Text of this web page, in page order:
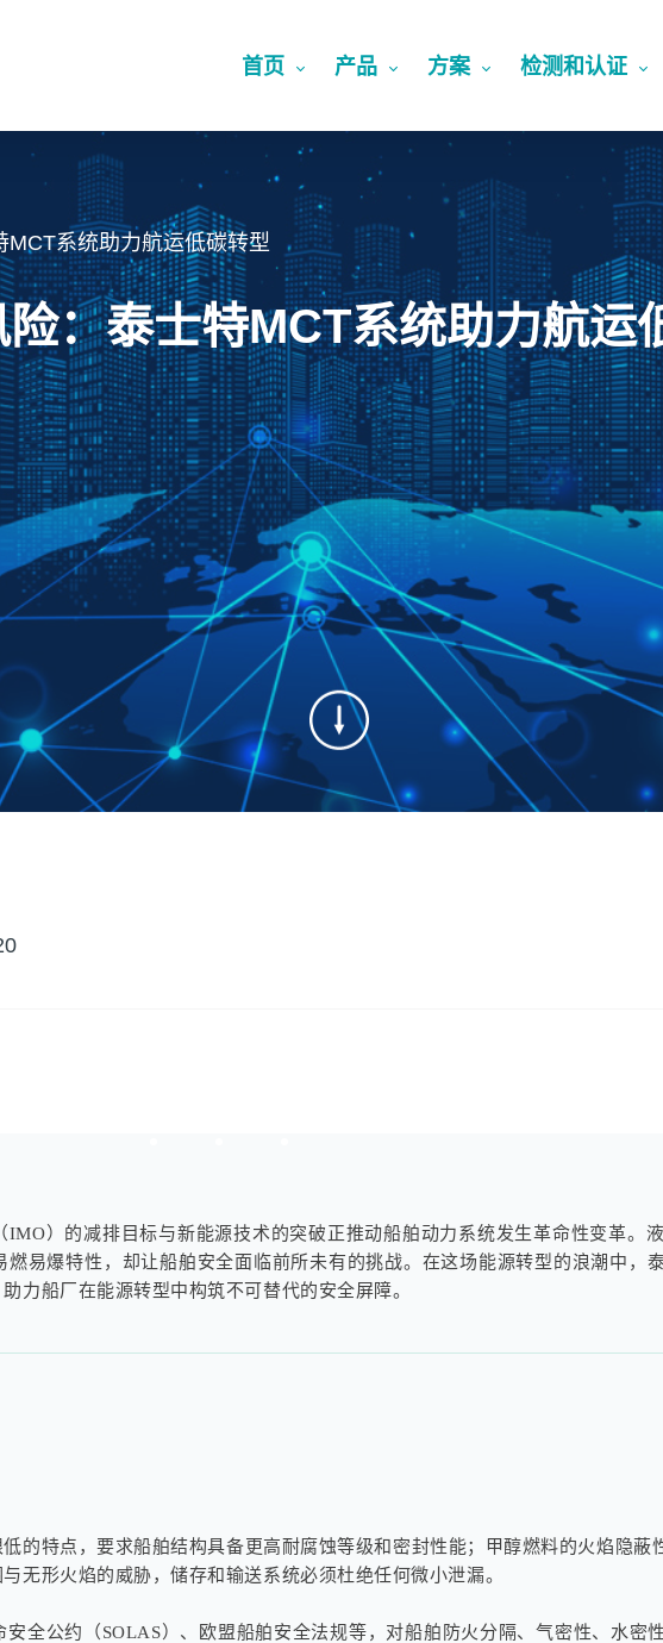
首页 产品 方案 检测和认证
系统助力航运低碳转型
：泰士特MCT系统助力航运
）的减排目标与新能源技术的突破正推动船舶动力系统发生革命性变革。
易爆特性，却让船舶安全面临前所未有的挑战。在这场能源转型的浪潮中，
力船厂在能源转型中构筑不可替代的安全屏障。
的特点，要求船舶结构具备更高耐腐蚀等级和密封性能；甲醇燃料的火焰隐蔽
无形火焰的威胁，储存和输送系统必须杜绝任何微小泄漏。
全公约（SOLAS）、欧盟船舶安全法规等，对船舶防火分隔、气密性、水密